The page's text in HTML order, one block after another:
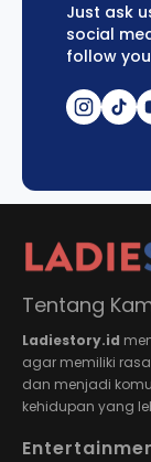
Just ask
social
follow you
Tentang
Ladiestory.id
agar memiliki
dan menjadi
kehidupan yang